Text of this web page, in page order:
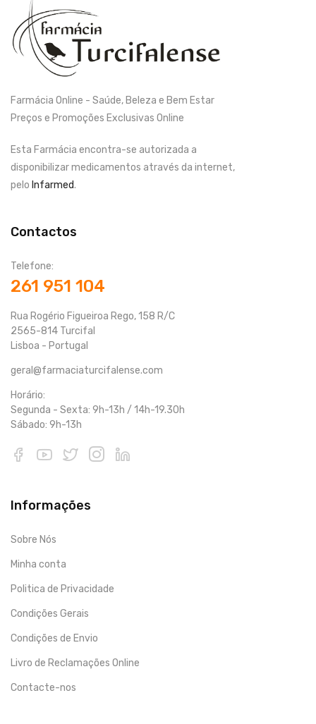
Farmácia Online - Saúde, Beleza e Bem Estar
Preços e Promoções Exclusivas Online
Esta Farmácia encontra-se autorizada a
disponibilizar medicamentos através da internet,
pelo Infarmed.
Contactos
Telefone:
261 951 104
Rua Rogério Figueiroa Rego, 158 R/C
2565-814 Turcifal
Lisboa - Portugal
geral@farmaciaturcifalense.com
Horário:
Segunda - Sexta: 9h-13h / 14h-19.30h
Sábado: 9h-13h
Informações
Sobre Nós
Minha conta
Politica de Privacidade
Condições Gerais
Condições de Envio
Livro de Reclamações Online
Contacte-nos